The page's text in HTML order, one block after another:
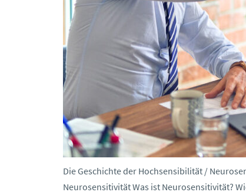
Die Geschichte der Hochsensibilität /
Neurosensitivität Was ist Neurosensitivität?